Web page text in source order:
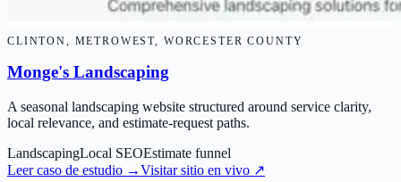
CLINTON, METROWEST, WORCESTER COUNTY
Monge's Landscaping
A seasonal landscaping website structured around service clarity,
local relevance, and estimate-request paths.
LandscapingLocal SEOEstimate funnel
Leer caso de estudio →Visitar sitio en vivo ↗